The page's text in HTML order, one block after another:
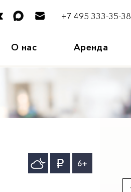
+7 495 333-35-38
О нас Аренда
6+